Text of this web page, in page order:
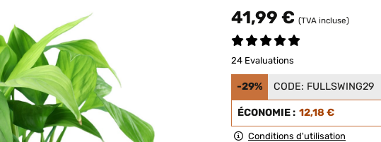
41,99 € (TVA incluse)
24 Evaluations
-29% CODE: FULLSWING29
ÉCONOMIE : 12,18 €
Conditions d'utilisation